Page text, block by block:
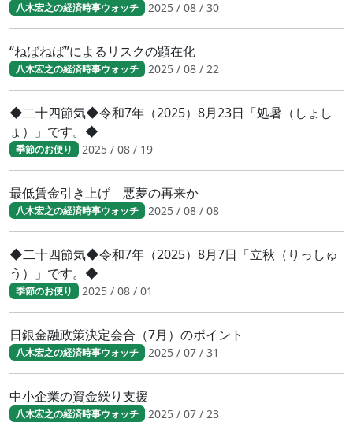
八木宏之の経済時事ウォッチ 2025 / 08 / 30
“ねばねば”によるリスクの顕在化
八木宏之の経済時事ウォッチ 2025 / 08 / 22
◆二十四節気◆令和7年（2025）8月23日「処暑（しょし
ょ）」です。◆
季節のお便り 2025 / 08 / 19
最低賃金引き上げ 悪夢の再来か
八木宏之の経済時事ウォッチ 2025 / 08 / 08
◆二十四節気◆令和7年（2025）8月7日「立秋（りっしゅ
う）」です。◆
季節のお便り 2025 / 08 / 01
日銀金融政策決定会合（7月）のポイント
八木宏之の経済時事ウォッチ 2025 / 07 / 31
中小企業の資金繰り支援
八木宏之の経済時事ウォッチ 2025 / 07 / 23